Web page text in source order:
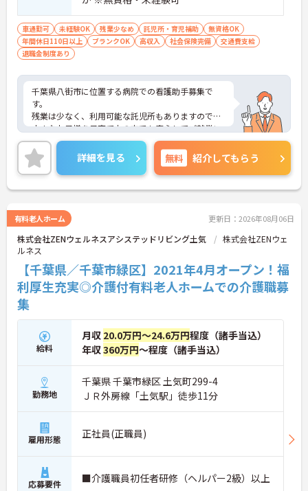
車通勤可 未経験OK 残業少なめ 託児所・育児補助
無資格OK
年間休日110日以上
ブランクOK 高収入 社会保険完備
交通費支給
退職金制度あり
千葉県八街市に位置する病院での看護助手募集で
す。
残業は少なく、利用可能な託児所もありますので、
小さなお子様を子育て中の方でも安心してご就業い
ただけます！
ご興味ある方には、面接対策ポイントなど、さらに
詳細をお話しいたしますのでお気軽にご相談くださ
い！
詳細を見る 無料 紹介してもらう
有料老人ホーム 更新日：2026年08月06日
株式会社ZENウェルネスアシステッドリビング土気
株式会社ZENウェ
ルネス
【千葉県／千葉市緑区】2021年4月オープン！福
利厚生充実◎介護付有料老人ホームでの介護職募
集
給料
月収 20.0万円～24.6万円程度（諸手当込）
年収360万円～程度（諸手当込）
勤務地
千葉県 千葉市緑区 土気町299-4
ＪＲ外房線「土気駅」徒歩11分
雇用形態 正社員(正職員)
応募要件 ■介護職員初任者研修（ヘルパー2級）以上